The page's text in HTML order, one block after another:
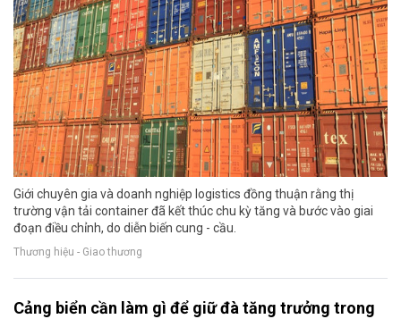
Giới chuyên gia và doanh nghiệp logistics đồng thuận rằng thị
trường vận tải container đã kết thúc chu kỳ tăng và bước vào giai
đoạn điều chỉnh, do diễn biến cung - cầu.
Thương hiệu - Giao thương
Cảng biển cần làm gì để giữ đà tăng trưởng trong